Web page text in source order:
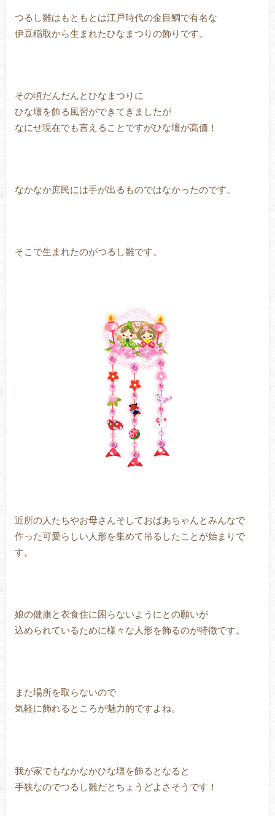
つるし雛はもともとは江戸時代の金目鯛で有名な
伊豆稲取から生まれたひなまつりの飾りです。
その頃だんだんとひなまつりに
ひな壇を飾る風習ができてきましたが
なにせ現在でも言えることですがひな壇が高価！
なかなか庶民には手が出るものではなかったのです。
そこで生まれたのがつるし雛です。
近所の人たちやお母さんそしておばあちゃんとみんなで
作った可愛らしい人形を集めて吊るしたことが始まりで
す。
娘の健康と衣食住に困らないようにとの願いが
込められているために様々な人形を飾るのが特徴です。
また場所を取らないので
気軽に飾れるところが魅力的ですよね。
我が家でもなかなかひな壇を飾るとなると
手狭なのでつるし雛だとちょうどよさそうです！